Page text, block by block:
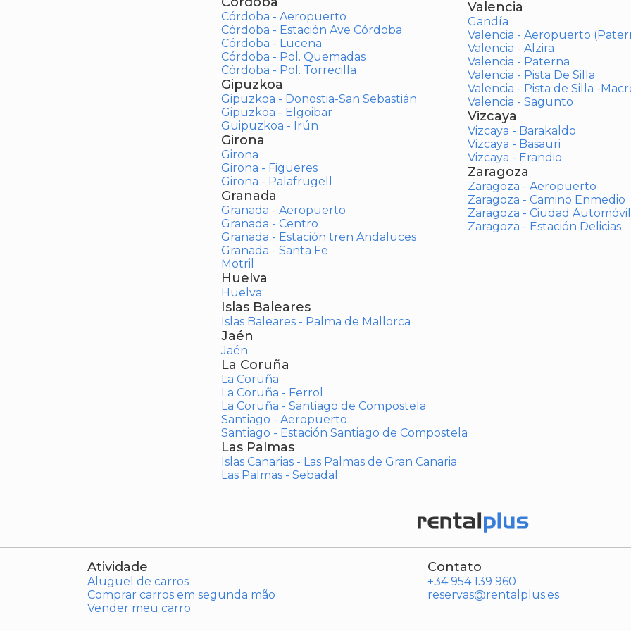
Córdoba - Aeropuerto
Córdoba - Estación Ave Córdoba
Córdoba - Lucena
Córdoba - Pol. Quemadas
Córdoba - Pol. Torrecilla
Gipuzkoa
Gipuzkoa - Donostia-San Sebastián
Gipuzkoa - Elgoibar
Guipuzkoa - Irún
Girona
Girona
Girona - Figueres
Girona - Palafrugell
Granada
Granada - Aeropuerto
Granada - Centro
Granada - Estación tren Andaluces
Granada - Santa Fe
Motril
Huelva
Huelva
Islas Baleares
Islas Baleares - Palma de Mallorca
Jaén
Jaén
La Coruña
La Coruña
La Coruña - Ferrol
La Coruña - Santiago de Compostela
Santiago - Aeropuerto
Santiago - Estación Santiago de Compostela
Las Palmas
Islas Canarias - Las Palmas de Gran Canaria
Las Palmas - Sebadal
Valencia
Gandía
Valencia - Aeropuerto
Valencia - Alzira
Valencia - Paterna
Valencia - Pista De Silla
Valencia - Pista de Silla -
Valencia - Sagunto
Vizcaya
Vizcaya - Barakaldo
Vizcaya - Basauri
Vizcaya - Erandio
Zaragoza
Zaragoza - Aeropuerto
Zaragoza - Camino Enmedio
Zaragoza - Ciudad Automóvil
Zaragoza - Estación Delicias
Atividade
Aluguel de carros
Comprar carros em segunda mão
Vender meu carro
Contato
+34 954 139 960
reservas@rentalplus.es